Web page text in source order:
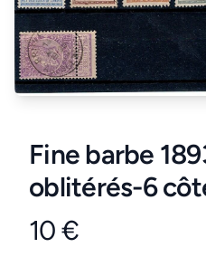
Fine barbe
oblitérés-6
Product information
10 €